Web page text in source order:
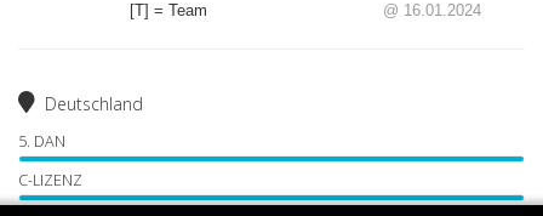
[T] = Team
@ 16.01.2024
Deutschland
5. DAN
C-LIZENZ